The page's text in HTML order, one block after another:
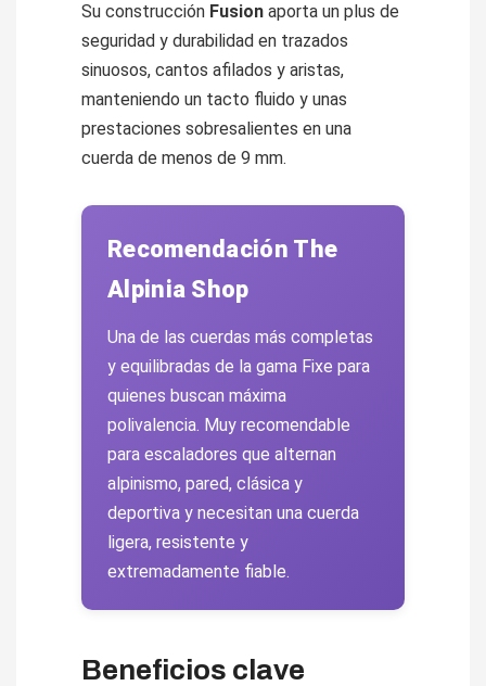
Su construcción Fusion aporta un plus de
seguridad y durabilidad en trazados
sinuosos, cantos afilados y aristas,
manteniendo un tacto fluido y unas
prestaciones sobresalientes en una
cuerda de menos de 9 mm.
Recomendación The
Alpinia Shop
Una de las cuerdas más completas
y equilibradas de la gama Fixe para
quienes buscan máxima
polivalencia. Muy recomendable
para escaladores que alternan
alpinismo, pared, clásica y
deportiva y necesitan una cuerda
ligera, resistente y
extremadamente fiable.
Beneficios clave